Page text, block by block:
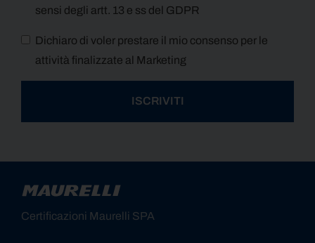
sensi degli artt. 13 e ss del GDPR
Dichiaro di voler prestare il mio consenso per le
attività finalizzate al Marketing
ISCRIVITI
Certificazioni Maurelli SPA